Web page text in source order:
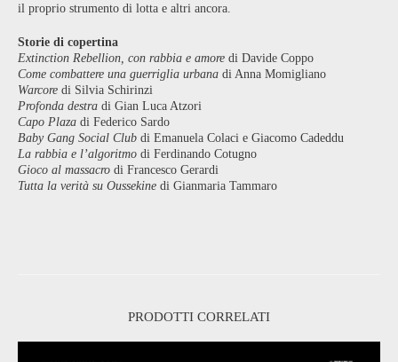
il proprio strumento di lotta e altri ancora.
Storie di copertina
Extinction Rebellion, con rabbia e amore di Davide Coppo
Come combattere una guerriglia urbana di Anna Momigliano
Warcore di Silvia Schirinzi
Profonda destra di Gian Luca Atzori
Capo Plaza di Federico Sardo
Baby Gang Social Club di Emanuela Colaci e Giacomo Cadeddu
La rabbia e l’algoritmo di Ferdinando Cotugno
Gioco al massacro di Francesco Gerardi
Tutta la verità su Oussekine di Gianmaria Tammaro
PRODOTTI CORRELATI